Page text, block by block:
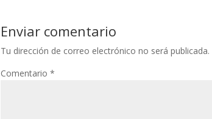
Enviar comentario
Tu dirección de correo electrónico no será publicada.
Comentario *